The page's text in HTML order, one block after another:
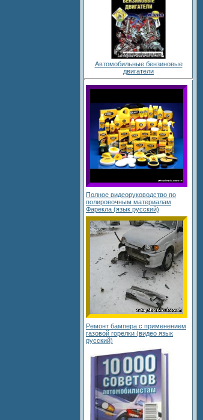
Автомобильные бензиновые
двигатели
Полное видеоруководство по
полировочным материалам
Фарекла (язык русский)
Ремонт бампера с применением
газовой горелки (видео язык
русский)